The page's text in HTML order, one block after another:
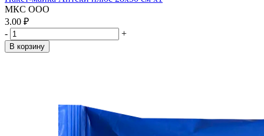
МКС ООО
3.00 ₽
-
+
В корзину